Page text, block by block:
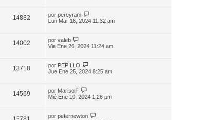
14832 por pereyram
Lun Mar 18, 2024 11:32 am
14002 por valeb
Vie Ene 26, 2024 11:24 am
13718 por PEPILLO
Jue Ene 25, 2024 8:25 am
14569 por MarisolF
Mié Ene 10, 2024 1:26 pm
por peternewton